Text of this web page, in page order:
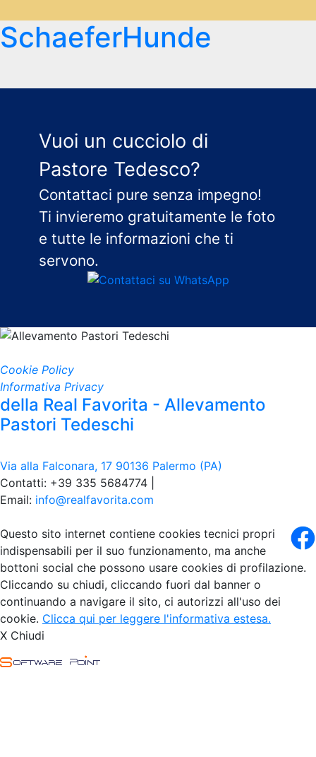
SchaeferHunde
Vuoi un cucciolo di
Pastore Tedesco?
Contattaci pure senza impegno!
Ti invieremo gratuitamente le foto
e tutte le informazioni che ti
servono.
Cookie Policy
Informativa Privacy
della Real Favorita - Allevamento
Pastori Tedeschi
Via alla Falconara, 17 90136 Palermo (PA)
Contatti: +39 335 5684774 |
Email: info@realfavorita.com
Questo sito internet contiene cookies tecnici propri
indispensabili per il suo funzionamento, ma anche
bottoni social che possono usare cookies di profilazione.
Cliccando su chiudi, cliccando fuori dal banner o
continuando a navigare il sito, ci autorizzi all'uso dei
cookie. Clicca qui per leggere l'informativa estesa.
X Chiudi